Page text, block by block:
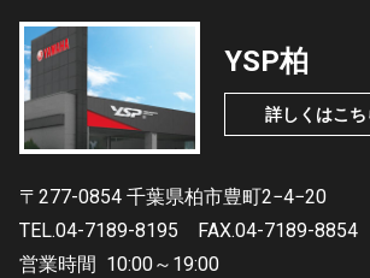
YSP柏
詳しくはこち
〒277-0854 千葉県柏市豊町2−4−20
TEL.04-7189-8195
FAX.04-7189-8854
営業時間 10:00～19:00